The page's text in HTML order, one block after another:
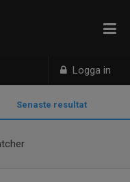
Logga in
Senaste resultat